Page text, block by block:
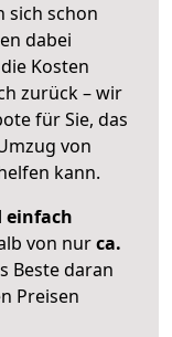
sich schon
dabei
Kosten
zurück – wir
für Sie, das
von
kann.
einfach
von nurca.
Beste daran
Preisen